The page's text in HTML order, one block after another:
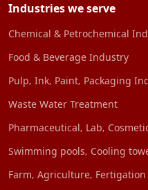
Industries we serve
Chemical & Petrochemical
Food & Beverage Industry
Pulp‚ Ink‚ Paint‚ Packaging
Waste Water Treatment
Pharmaceutical‚ Lab‚
Swimming pools‚ Cooling
Farm‚ Agriculture‚ Fertigation